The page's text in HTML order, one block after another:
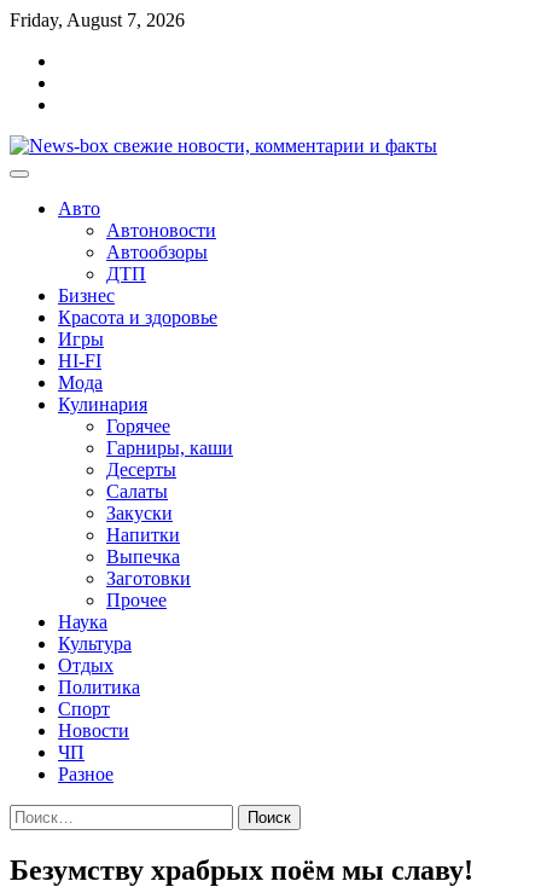
Перейти
содержимому
Friday, August 7, 2026
Авто
Автоновости
Автообзоры
ДТП
Бизнес
Красота и здоровье
Игры
HI-FI
Мода
Кулинария
Горячее
Гарниры, каши
Десерты
Салаты
Закуски
Напитки
Выпечка
Заготовки
Прочее
Наука
Культура
Отдых
Политика
Спорт
Новости
ЧП
Разное
Найти:
Безумству храбрых поём мы славу!